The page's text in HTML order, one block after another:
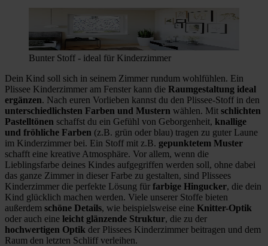
Bunter Stoff - ideal für Kinderzimmer
Dein Kind soll sich in seinem Zimmer rundum wohlfühlen. Ein
Plissee Kinderzimmer am Fenster kann die Raumgestaltung ideal
ergänzen. Nach euren Vorlieben kannst du den Plissee-Stoff in den
unterschiedlichsten Farben und Mustern wählen. Mit schlichten
Pastelltönen schaffst du ein Gefühl von Geborgenheit, knallige
und fröhliche Farben (z.B. grün oder blau) tragen zu guter Laune
im Kinderzimmer bei. Ein Stoff mit z.B. gepunktetem Muster
schafft eine kreative Atmosphäre. Vor allem, wenn die
Lieblingsfarbe deines Kindes aufgegriffen werden soll, ohne dabei
das ganze Zimmer in dieser Farbe zu gestalten, sind Plissees
Kinderzimmer die perfekte Lösung für farbige Hingucker, die dein
Kind glücklich machen werden. Viele unserer Stoffe bieten
außerdem schöne Details, wie beispielsweise eine Knitter-Optik
oder auch eine leicht glänzende Struktur, die zu der
hochwertigen Optik der Plissees Kinderzimmer beitragen und dem
Raum den letzten Schliff verleihen.